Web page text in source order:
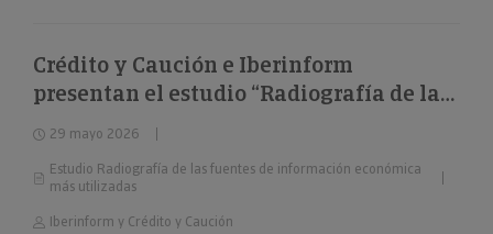
Crédito y Caución e Iberinform
presentan el estudio “Radiografía de las
fuentes de información económica más
utilizadas”
29 mayo 2026
Estudio Radiografía de las fuentes de información económica
más utilizadas
Iberinform y Crédito y Caución